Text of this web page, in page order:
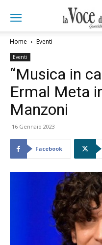
Home Eventi
Eventi
“Musica in
Ermal Meta
Manzoni
16 Gennaio 2023
Facebook